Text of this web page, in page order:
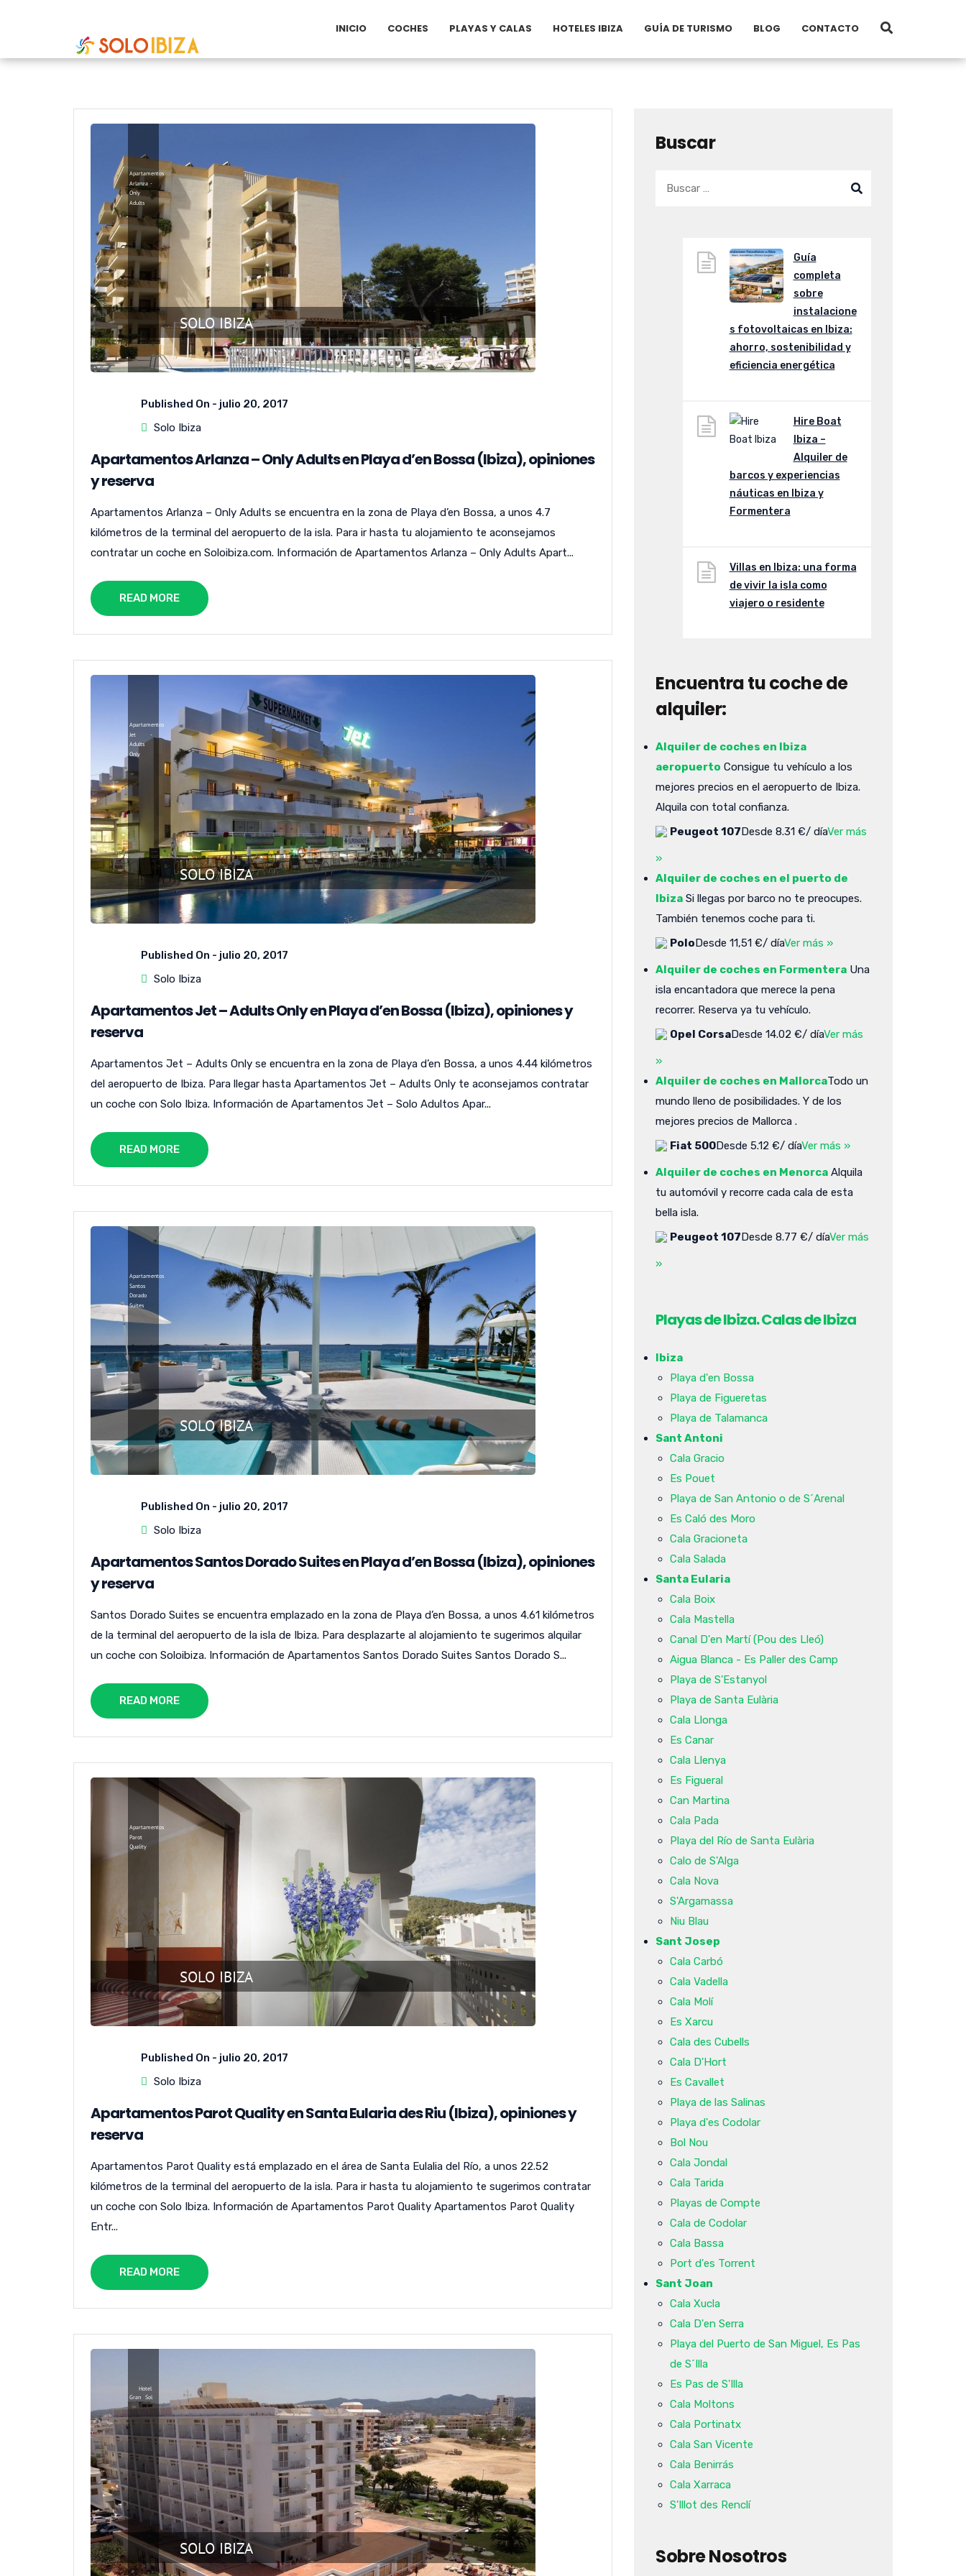
INICIO COCHES PLAYAS Y CALAS HOTELES IBIZA GUÍA DE TURISMO BLOG CONTACTO
Published On - julio 20, 2017
Solo Ibiza
Apartamentos Arlanza – Only Adults en Playa d’en Bossa (Ibiza), opiniones
y reserva
Apartamentos Arlanza – Only Adults se encuentra en la zona de Playa d’en Bossa, a unos 4.7
kilómetros de la terminal del aeropuerto de la isla. Para ir hasta tu alojamiento te aconsejamos
contratar un coche en Soloibiza.com. Información de Apartamentos Arlanza – Only Adults Apart...
READ MORE
Published On - julio 20, 2017
Solo Ibiza
Apartamentos Jet – Adults Only en Playa d’en Bossa (Ibiza), opiniones y
reserva
Apartamentos Jet – Adults Only se encuentra en la zona de Playa d’en Bossa, a unos 4.44 kilómetros
del aeropuerto de Ibiza. Para llegar hasta Apartamentos Jet – Adults Only te aconsejamos contratar
un coche con Solo Ibiza. Información de Apartamentos Jet – Solo Adultos Apar...
READ MORE
Published On - julio 20, 2017
Solo Ibiza
Apartamentos Santos Dorado Suites en Playa d’en Bossa (Ibiza), opiniones
y reserva
Santos Dorado Suites se encuentra emplazado en la zona de Playa d’en Bossa, a unos 4.61 kilómetros
de la terminal del aeropuerto de la isla de Ibiza. Para desplazarte al alojamiento te sugerimos alquilar
un coche con Soloibiza. Información de Apartamentos Santos Dorado Suites Santos Dorado S...
READ MORE
Published On - julio 20, 2017
Solo Ibiza
Apartamentos Parot Quality en Santa Eularia des Riu (Ibiza), opiniones y
reserva
Apartamentos Parot Quality está emplazado en el área de Santa Eulalia del Río, a unos 22.52
kilómetros de la terminal del aeropuerto de la isla. Para ir hasta tu alojamiento te sugerimos contratar
un coche con Solo Ibiza. Información de Apartamentos Parot Quality Apartamentos Parot Quality
Entr...
READ MORE
Buscar
Guía
completa
sobre
instalacione
s fotovoltaicas en Ibiza:
ahorro, sostenibilidad y
eficiencia energética
Hire Boat
Ibiza –
Alquiler de
barcos y experiencias
náuticas en Ibiza y
Formentera
Villas en Ibiza: una forma
de vivir la isla como
viajero o residente
Encuentra tu coche de
alquiler:
Alquiler de coches en Ibiza
aeropuerto Consigue tu vehículo a los
mejores precios en el aeropuerto de Ibiza.
Alquila con total confianza.
Peugeot 107Desde 8.31 €/ díaVer más
»
Alquiler de coches en el puerto de
Ibiza Si llegas por barco no te preocupes.
También tenemos coche para ti.
PoloDesde 11,51 €/ díaVer más »
Alquiler de coches en Formentera Una
isla encantadora que merece la pena
recorrer. Reserva ya tu vehículo.
Opel CorsaDesde 14.02 €/ díaVer más
»
Alquiler de coches en MallorcaTodo un
mundo lleno de posibilidades. Y de los
mejores precios de Mallorca .
Fiat 500Desde 5.12 €/ díaVer más »
Alquiler de coches en Menorca Alquila
tu automóvil y recorre cada cala de esta
bella isla.
Peugeot 107Desde 8.77 €/ díaVer más
»
Playas de Ibiza. Calas de Ibiza
Ibiza
Playa d'en Bossa
Playa de Figueretas
Playa de Talamanca
Sant Antoni
Cala Gracio
Es Pouet
Playa de San Antonio o de S´Arenal
Es Caló des Moro
Cala Gracioneta
Cala Salada
Santa Eularia
Cala Boix
Cala Mastella
Canal D'en Martí (Pou des Lleó)
Aigua Blanca - Es Paller des Camp
Playa de S'Estanyol
Playa de Santa Eulària
Cala Llonga
Es Canar
Cala Llenya
Es Figueral
Can Martina
Cala Pada
Playa del Río de Santa Eulària
Calo de S'Alga
Cala Nova
S'Argamassa
Niu Blau
Sant Josep
Cala Carbó
Cala Vadella
Cala Molí
Es Xarcu
Cala des Cubells
Cala D'Hort
Es Cavallet
Playa de las Salinas
Playa d'es Codolar
Bol Nou
Cala Jondal
Cala Tarida
Playas de Compte
Cala de Codolar
Cala Bassa
Port d'es Torrent
Sant Joan
Cala Xucla
Cala D'en Serra
Playa del Puerto de San Miguel, Es Pas
de S´Illa
Es Pas de S'Illa
Cala Moltons
Cala Portinatx
Cala San Vicente
Cala Benirrás
Cala Xarraca
S'Illot des Renclí
Sobre Nosotros